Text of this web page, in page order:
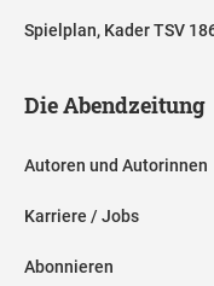
Spielplan, Kader TSV
Die Abendzeitung
Autoren und Autorinnen
Karriere / Jobs
Abonnieren